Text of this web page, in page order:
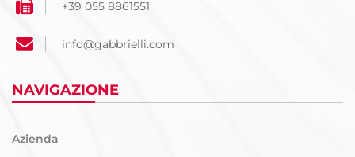
+39 055 8861551
info@gabbrielli.com
NAVIGAZIONE
Azienda